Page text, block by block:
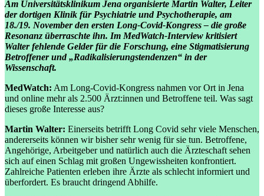
Am Universitätsklinikum Jena organisierte Martin Walter, Leiter
der dortigen Klinik für Psychiatrie und Psychotherapie, am
18./19. November den ersten Long-Covid-Kongress – die große
Resonanz überraschte ihn. Im MedWatch-Interview kritisiert
Walter fehlende Gelder für die Forschung, eine Stigmatisierung
Betroffener und „Radikalisierungstendenzen“ in der
Wissenschaft.
MedWatch: Am Long-Covid-Kongress nahmen vor Ort in Jena
und online mehr als 2.500 Ärzt:innen und Betroffene teil. Was sagt
dieses große Interesse aus?
Martin Walter: Einerseits betrifft Long Covid sehr viele Menschen,
andererseits können wir bisher sehr wenig für sie tun. Betroffene,
Angehörige, Arbeitgeber und natürlich auch die Ärzteschaft sehen
sich auf einen Schlag mit großen Ungewissheiten konfrontiert.
Zahlreiche Patienten erleben ihre Ärzte als schlecht informiert und
überfordert. Es braucht dringend Abhilfe.